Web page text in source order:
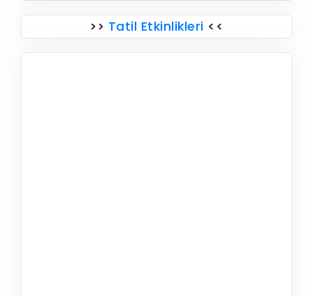
>> Tatil Etkinlikleri <<